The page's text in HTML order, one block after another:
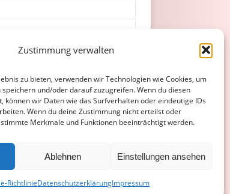
Zustimmung verwalten
zu bieten, verwenden wir Technologien wie Cookies, um
und/oder darauf zuzugreifen. Wenn du diesen
können wir Daten wie das Surfverhalten oder eindeutige IDs
Wenn du deine Zustimmung nicht erteilst oder
Merkmale und Funktionen beeinträchtigt werden.
Ablehnen Einstellungen ansehen
RichtlinieDatenschutzerklärungImpressum
COOKIE-RICHTLINIE (EU)